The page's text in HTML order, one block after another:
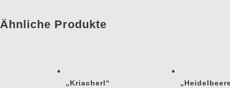
Ähnliche Produkte
„Kriacherl“